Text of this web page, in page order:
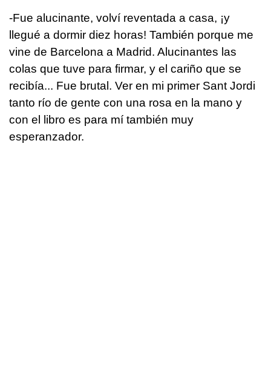
-Fue alucinante, volví reventada a casa, ¡y
llegué a dormir diez horas! También porque me
vine de Barcelona a Madrid. Alucinantes las
colas que tuve para firmar, y el cariño que se
recibía... Fue brutal. Ver en mi primer Sant Jordi
tanto río de gente con una rosa en la mano y
con el libro es para mí también muy
esperanzador.